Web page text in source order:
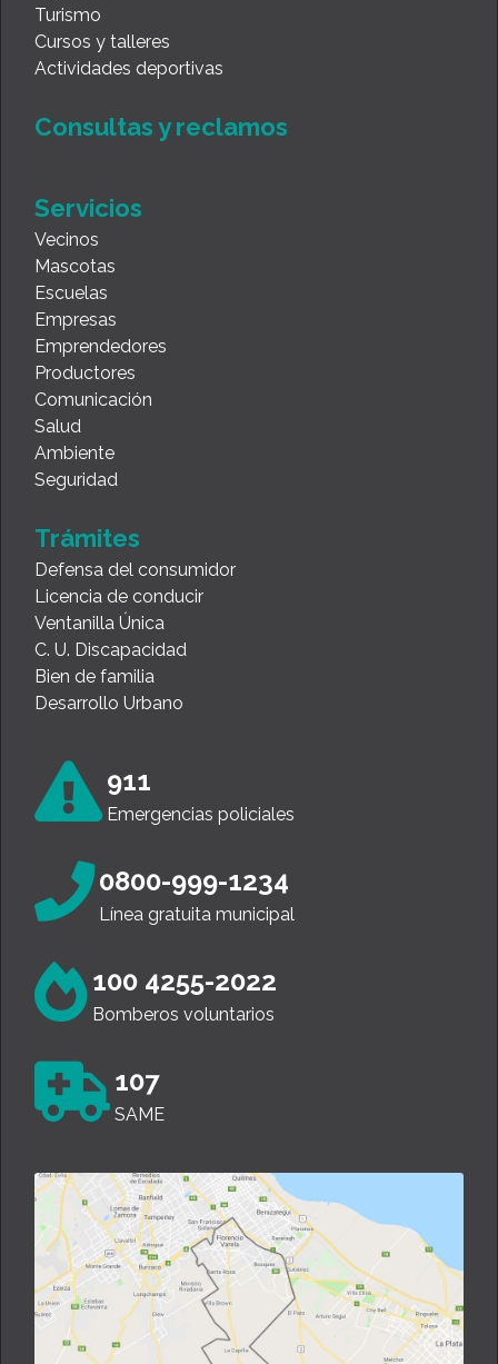
Turismo
Cursos y talleres
Actividades deportivas
Consultas y reclamos
Servicios
Vecinos
Mascotas
Escuelas
Empresas
Emprendedores
Productores
Comunicación
Salud
Ambiente
Seguridad
Trámites
Defensa del consumidor
Licencia de conducir
Ventanilla Única
C. U. Discapacidad
Bien de familia
Desarrollo Urbano
911
Emergencias policiales
0800-999-1234
Línea gratuita municipal
100 4255-2022
Bomberos voluntarios
107
SAME